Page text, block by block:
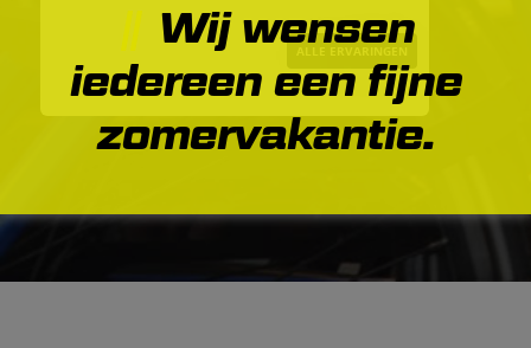
ALLE ERVARINGEN
Wij wensen
iedereen een fijne
zomervakantie.